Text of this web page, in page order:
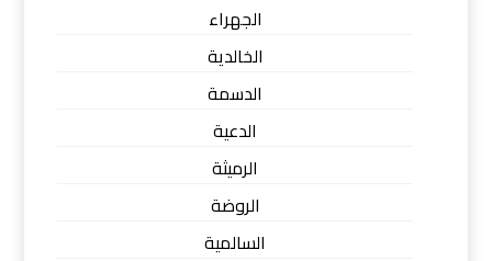
الجهراء
الخالدية
الدسمة
الدعية
الرميثة
الروضة
السالمية